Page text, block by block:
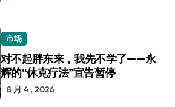
市场
对不起胖东来，我先不学了——永
辉的“休克疗法”宣告暂停
8 月 4 , 2026